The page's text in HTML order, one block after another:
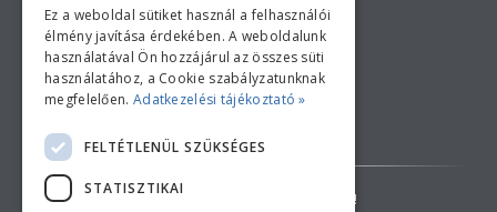
AZ ÁRAK TÁJÉKOZTATÓ JELLEGŰEK!
Ez a weboldal sütiket használ a felhasználói
élmény javítása érdekében. A weboldalunk
használatával Ön hozzájárul az összes süti
használatához, a Cookie szabályzatunknak
megfelelően. Adatkezelési tájékoztató »
FELTÉTLENÜL SZÜKSÉGES
STATISZTIKAI